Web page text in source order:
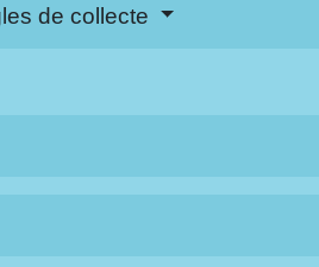
de collecte